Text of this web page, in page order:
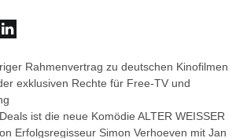
Rahmenvertrag zu deutschen Kinofilmen
exklusiven Rechte für Free-TV und
ist die neue Komödie ALTER WEISSER
Erfolgsregisseur Simon Verhoeven mit Jan